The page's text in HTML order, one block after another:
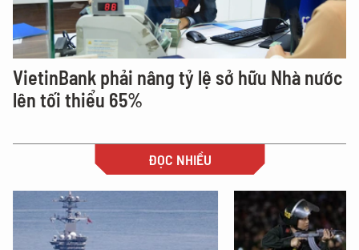
VietinBank phải nâng tỷ lệ sở hữu Nhà nước
lên tối thiểu 65%
ĐỌC NHIỀU